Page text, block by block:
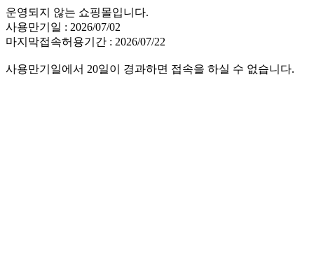
운영되지 않는 쇼핑몰입니다.
사용만기일 : 2026/07/02
마지막접속허용기간 : 2026/07/22
사용만기일에서 20일이 경과하면 접속을 하실 수 없습니다.